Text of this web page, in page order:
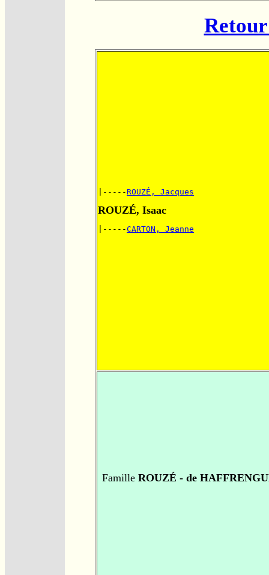
|-----ROUZÉ, Jacques
ROUZÉ, Isaac
|-----CARTON, Jeanne
Famille ROUZÉ - de